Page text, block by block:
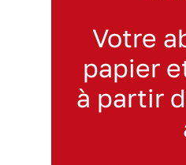
Votre
papier
à partir